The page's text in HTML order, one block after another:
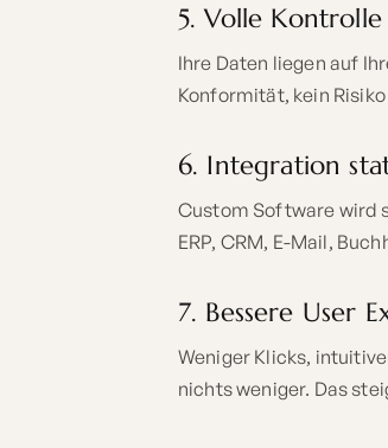
5. Volle
Ihre Daten liegen auf
Konformität, kein
6. Integration
Custom Software wird
ERP, CRM, E-Mail,
7. Bessere User
Weniger Klicks,
nichts weniger. Das